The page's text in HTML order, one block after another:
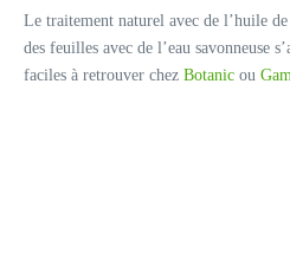
Le traitement naturel avec de l’huile
des feuilles avec de l’eau savonneuse
faciles à retrouver chez Botanic ou